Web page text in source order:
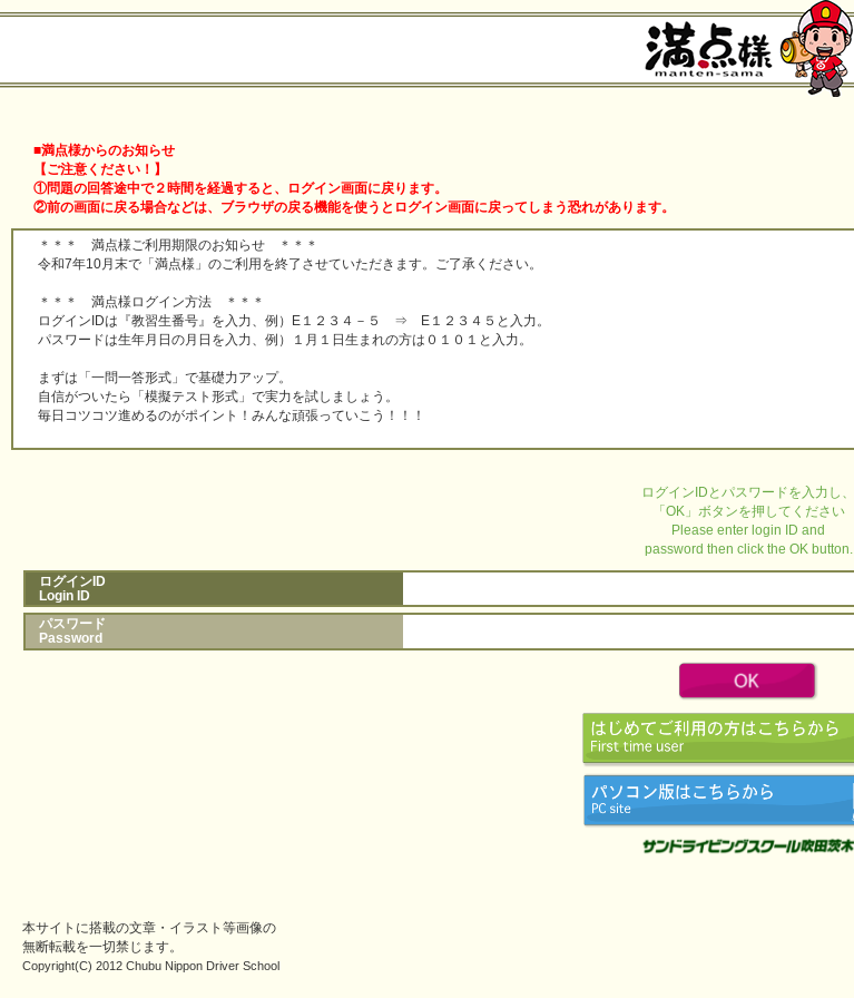
■満点様からのお知らせ
【ご注意ください！】
①問題の回答途中で２時間を経過すると、ログイン画面に戻ります。
②前の画面に戻る場合などは、ブラウザの戻る機能を使うとログイン画面に戻ってしまう恐れがあります。
＊＊＊ 満点様ご利用期限のお知らせ ＊＊＊
令和7年10月末で「満点様」のご利用を終了させていただきます。ご了承ください。
＊＊＊ 満点様ログイン方法 ＊＊＊
ログインIDは『教習生番号』を入力、例）E１２３４－５ ⇒ E１２３４５と入力。
パスワードは生年月日の月日を入力、例）１月１日生まれの方は０１０１と入力。
まずは「一問一答形式」で基礎力アップ。
自信がついたら「模擬テスト形式」で実力を試しましょう。
毎日コツコツ進めるのがポイント！みんな頑張っていこう！！！
ログインIDとパスワードを入力し、
「OK」ボタンを押してください
Please enter login ID and
password then click the OK button.
ログインID
Login ID
パスワード
Password
本サイトに搭載の文章・イラスト等画像の
無断転載を一切禁じます。
Copyright(C) 2012 Chubu Nippon Driver School